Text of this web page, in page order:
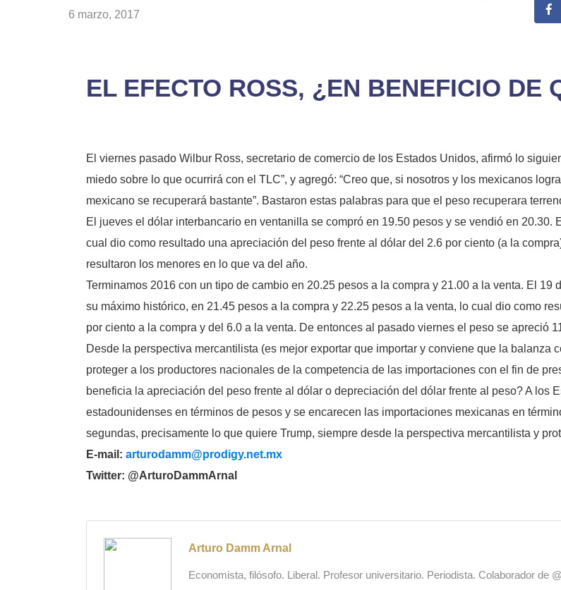
6 marzo, 2017
EL EFECTO ROSS, ¿EN BENEFICIO DE
El viernes pasado Wilbur Ross, secretario de comercio de los Estados Unidos, afirmó lo
miedo sobre lo que ocurrirá con el TLC”, y agregó: “Creo que, si nosotros y los mexicanos
mexicano se recuperará bastante”. Bastaron estas palabras para que el peso recuperara
El jueves el dólar interbancario en ventanilla se compró en 19.50 pesos y se vendió en
cual dio como resultado una apreciación del peso frente al dólar del 2.6 por ciento (a la
resultaron los menores en lo que va del año.
Terminamos 2016 con un tipo de cambio en 20.25 pesos a la compra y 21.00 a la venta. El
su máximo histórico, en 21.45 pesos a la compra y 22.25 pesos a la venta, lo cual dio como
por ciento a la compra y del 6.0 a la venta. De entonces al pasado viernes el peso se apreció
Desde la perspectiva mercantilista (es mejor exportar que importar y conviene que la balanza
proteger a los productores nacionales de la competencia de las importaciones con el fin de
beneficia la apreciación del peso frente al dólar o depreciación del dólar frente al peso? A los
estadounidenses en términos de pesos y se encarecen las importaciones mexicanas en
segundas, precisamente lo que quiere Trump, siempre desde la perspectiva mercantilista y
E-mail: arturodamm@prodigy.net.mx
Twitter: @ArturoDammArnal
Arturo Damm Arnal
Economista, filósofo. Liberal. Profesor universitario. Periodista. Colaborador de